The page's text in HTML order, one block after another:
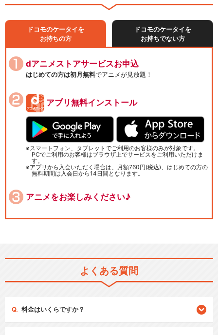
ドコモのケータイを
お持ちの方
ドコモのケータイを
お持ちでない方
dアニメストアサービスお申込
はじめての方は初月無料でアニメが見放題！
アプリ無料インストール
スマートフォン、タブレットでご利用のお客様のみが対象です。
PCでご利用のお客様はブラウザ上でサービスをご利用いただけま
す。
アプリから入会いただく場合は、月額760円(税込)、はじめての方の
無料期間は入会日から14日間となります。
アニメをお楽しみください♪
よくある質問
料金はいくらですか？